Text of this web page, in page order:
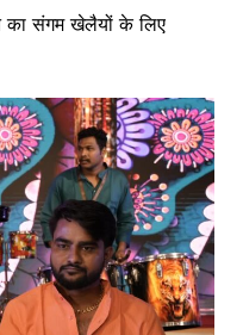
का संगम खेलैयों के लिए